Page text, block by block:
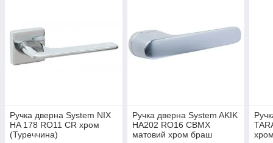
Ручка дверна System NIX
HA 178 RO11 CR хром
(Туреччина)
Ручка дверна System AKIK
HA202 RO16 CBMX
матовий хром браш